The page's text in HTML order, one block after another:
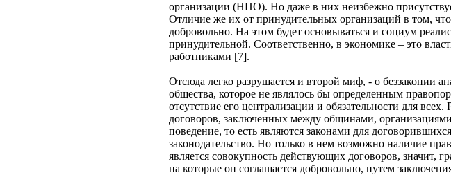
организации (НПО). Но даже в них неизбежно
Отличие же их от принудительных организаций в том,
добровольно. На этом будет основываться и социум
принудительной. Соответственно, в экономике – это
работниками [7].
Отсюда легко разрушается и второй миф, - о беззаконии
общества, которое не являлось бы определенным
отсутствие его централизации и обязательности для
договоров, заключенных между общинами,
поведение, то есть являются законами для
законодательство. Но только в нем возможно наличие
является совокупность действующих договоров, значит,
на которые он соглашается добровольно, путем